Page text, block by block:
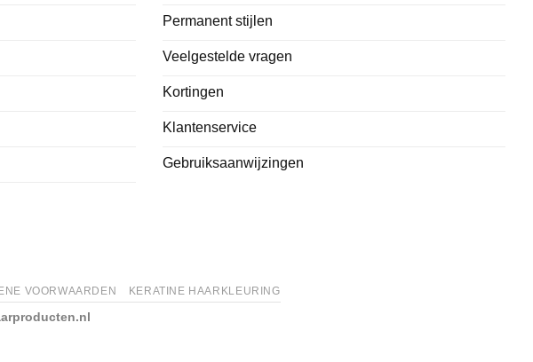
Permanent stijlen
Veelgestelde vragen
Kortingen
Klantenservice
Gebruiksaanwijzingen
VOORWAARDEN KERATINE HAARKLEURING